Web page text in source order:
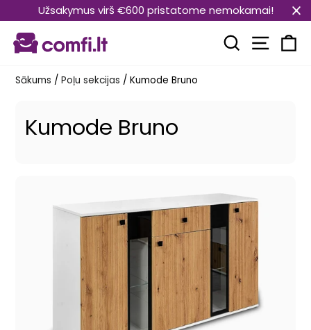
uz
saturu
Užsakymus virš €600 pristatome nemokamai!
Meklēt
Sākums / Poļu sekcijas / Kumode Bruno
Kumode Bruno